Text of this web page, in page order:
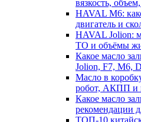
вязкость,
HAVAL M6:
двигатель и
HAVAL Jolion:
ТО и объёмы
Какое масло
Jolion, F7, M6,
Масло в
робот, АКПП и
Какое масло
рекомендации
ТОП-10